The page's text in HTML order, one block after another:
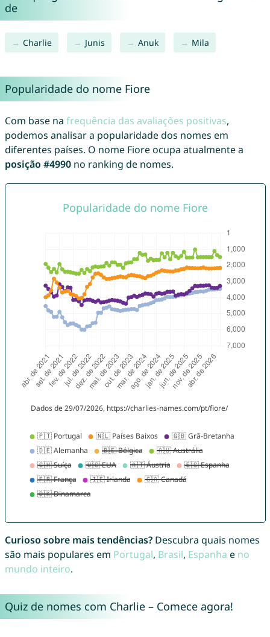
de
Charlie Junis Anuk Mila
Popularidade do nome Fiore
Com base na frequência das avaliações positivas,
podemos analisar a popularidade dos nomes em
diferentes países. O nome Fiore ocupa atualmente a
posição #4990no ranking de nomes.
Curioso sobre mais tendências?Descubra quais nomes
são mais populares em Portugal, Brasil, Espanha e no
mundo inteiro.
Quiz de nomes com Charlie – Comece agora!